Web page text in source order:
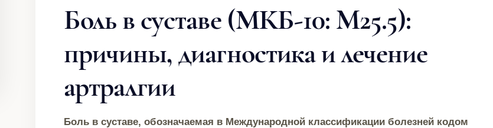
Боль в суставе (МКБ-10: M25.5):
причины, диагностика и лечение
артралгии
Боль в суставе, обозначаемая в Международной классификации болезней кодом